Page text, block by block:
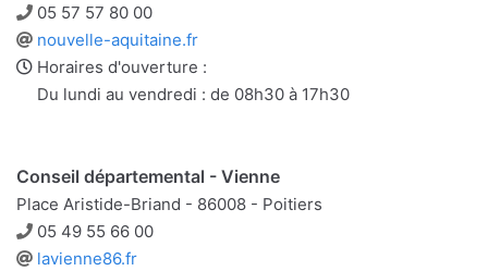
Téléphone
05 57 57 80 00
Site
web
nouvelle-aquitaine.fr
Horaires d'ouverture :
Du lundi au vendredi : de 08h30 à 17h30
Conseil départemental - Vienne
Place Aristide-Briand - 86008 - Poitiers
Téléphone
05 49 55 66 00
Site
lavienne86.fr